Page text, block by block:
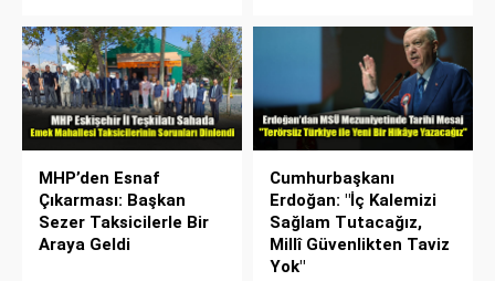
MHP’den Esnaf
Çıkarması: Başkan
Sezer Taksicilerle Bir
Araya Geldi
Cumhurbaşkanı
Erdoğan: "İç Kalemizi
Sağlam Tutacağız,
Millî Güvenlikten Taviz
Yok"